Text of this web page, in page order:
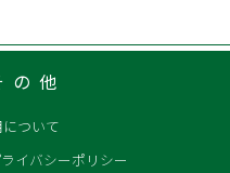
の他
ついて
イバシーポリシー